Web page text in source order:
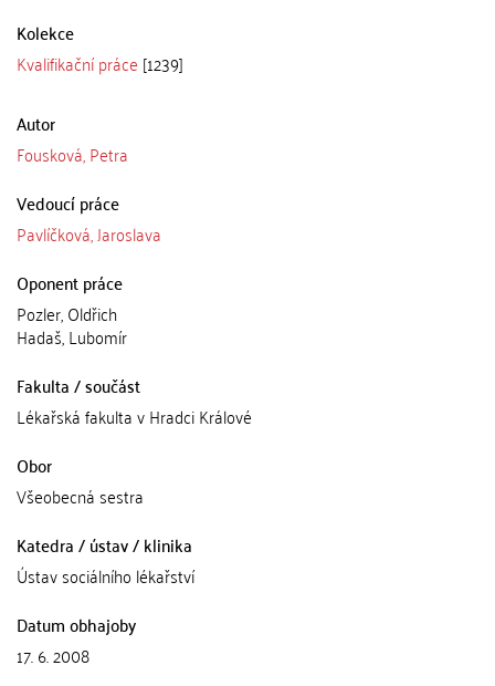
Kolekce
Kvalifikační práce [1239]
Autor
Fousková, Petra
Vedoucí práce
Pavlíčková, Jaroslava
Oponent práce
Pozler, Oldřich
Hadaš, Lubomír
Fakulta / součást
Lékařská fakulta v Hradci Králové
Obor
Všeobecná sestra
Katedra / ústav / klinika
Ústav sociálního lékařství
Datum obhajoby
17. 6. 2008